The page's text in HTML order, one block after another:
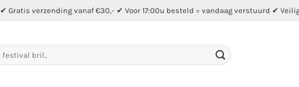
✔ Gratis verzending vanaf €30,- ✔ Voor 17:00u besteld = vandaag verstuurd ✔